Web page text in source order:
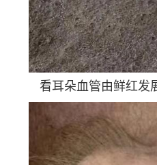
看耳朵血管由鲜红发